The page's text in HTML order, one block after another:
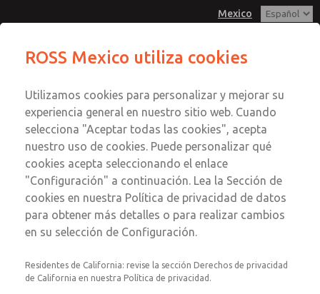
Mexico
Cuenta
Registrarse
Inscribirse
Válvulas de alivio
Válvulas de alivio
1/8 a 1; Caudal hasta 450 scfm (12744 l/min)
ROSS Mexico utiliza cookies
Utilizamos cookies para personalizar y mejorar su
experiencia general en nuestro sitio web. Cuando
selecciona "Aceptar todas las cookies", acepta
nuestro uso de cookies. Puede personalizar qué
cookies acepta seleccionando el enlace
"Configuración" a continuación. Lea la Sección de
cookies en nuestra Política de privacidad de datos
para obtener más detalles o para realizar cambios
en su selección de Configuración.
Residentes de California: revise la sección Derechos de privacidad
de California en nuestra Política de privacidad.